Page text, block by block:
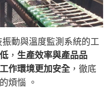
與溫度監測系統的工
， 生產效率與產品品
作環境更加安全，徹底
煩惱 。